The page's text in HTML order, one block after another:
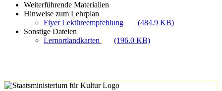
Weiterführende Materialien
Hinweise zum Lehrplan
Flyer Lektüreempfehlung
(484.9 KB)
Sonstige Dateien
Lernortlandkarten
(196.0 KB)